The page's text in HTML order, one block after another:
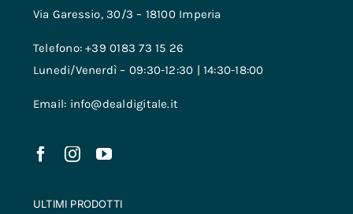
Via Garessio, 30/3 – 18100 Imperia
Telefono: +39 0183 73 15 26
Lunedi/Venerdì – 09:30-12:30 | 14:30-18:00
Email: info@dealdigitale.it
ULTIMI PRODOTTI